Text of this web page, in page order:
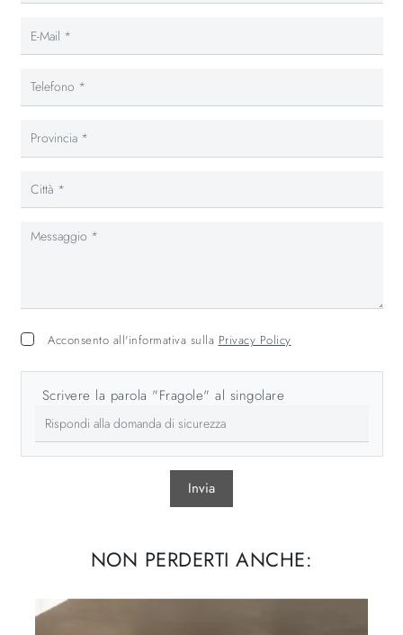
Acconsento all'informativa sulla Privacy Policy
Scrivere la parola "Fragole" al singolare
Invia
NON PERDERTI ANCHE: